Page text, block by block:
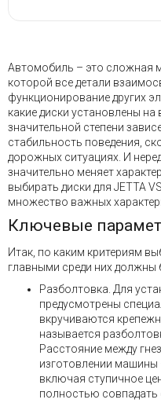
Автомобиль – это сложная
которой все детали
функционирование других
какие диски установлены
значительной степени
стабильность поведения,
дорожных ситуациях. И
значительно меняет
выбирать диски для JETTA
множество важных
Ключевые
Итак, по каким критериям
главными среди них должны
Разболтовка. Для
предусмотрены
вкручиваются
называется
Расстояние между
изготовлении машины
включая ступичное
полностью